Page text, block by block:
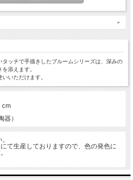
ッチで手描きしたブルームシリーズは、深みの
添えます。
いただけます。
cm
）
て生産しておりますので、色の発色に